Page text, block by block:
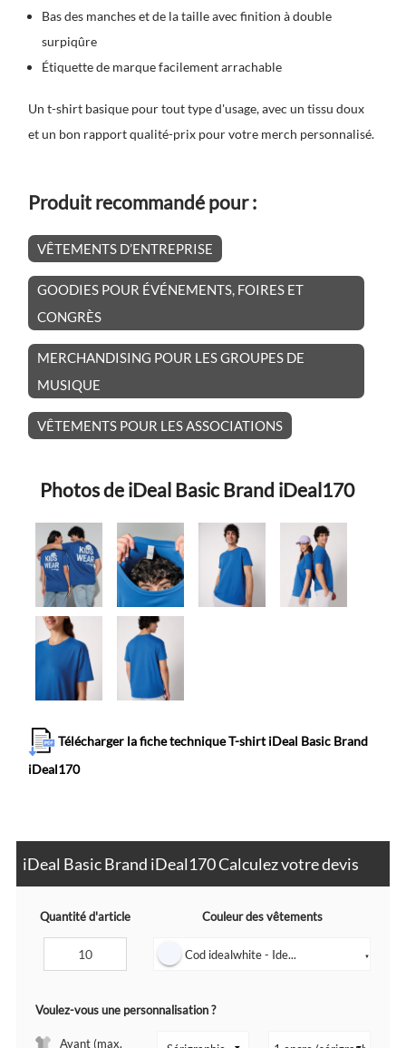
Bas des manches et de la taille avec finition à double
surpiqûre
Étiquette de marque facilement arrachable
Un t-shirt basique pour tout type d'usage, avec un tissu doux
et un bon rapport qualité-prix pour votre merch personnalisé.
Produit recommandé pour :
VÊTEMENTS D’ENTREPRISE
GOODIES POUR ÉVÉNEMENTS, FOIRES ET
CONGRÈS
MERCHANDISING POUR LES GROUPES DE
MUSIQUE
VÊTEMENTS POUR LES ASSOCIATIONS
Photos de iDeal Basic Brand iDeal170
Télécharger la fiche technique T-shirt iDeal Basic Brand
iDeal170
iDeal Basic Brand iDeal170 Calculez votre devis
Quantité d'article Couleur des vêtements
Cod idealwhite - Ide... ▼
Voulez-vous une personnalisation ?
Avant (max.